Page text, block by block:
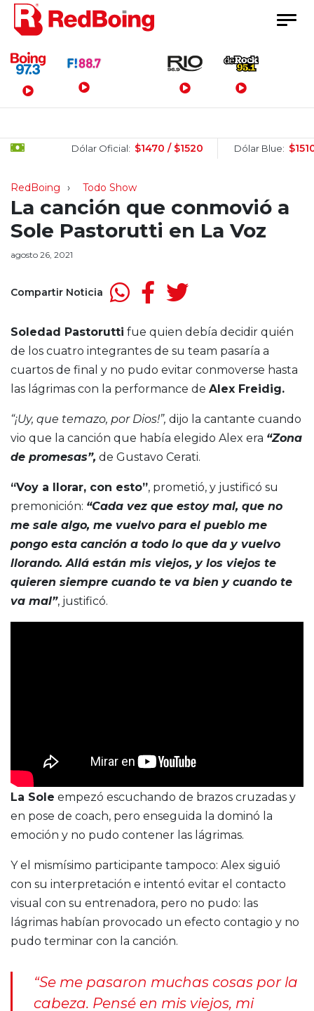
Menú Principal
Dólar Oficial: $1470 / $1520 Dólar Blue: $1510 /
RedBoing Todo Show
La canción que conmovió a
Sole Pastorutti en La Voz
agosto 26, 2021
Compartir Noticia
Soledad Pastorutti fue quien debía decidir quién
de los cuatro integrantes de su team pasaría a
cuartos de final y no pudo evitar conmoverse hasta
las lágrimas con la performance de Alex Freidig.
“¡Uy, que temazo, por Dios!”, dijo la cantante cuando
vio que la canción que había elegido Alex era “Zona
de promesas”, de Gustavo Cerati.
“Voy a llorar, con esto”, prometió, y justificó su
premonición: “Cada vez que estoy mal, que no
me sale algo, me vuelvo para el pueblo me
pongo esta canción a todo lo que da y vuelvo
llorando. Allá están mis viejos, y los viejos te
quieren siempre cuando te va bien y cuando te
va mal”, justificó.
La Sole empezó escuchando de brazos cruzadas y
en pose de coach, pero enseguida la dominó la
emoción y no pudo contener las lágrimas.
Y el mismísimo participante tampoco: Alex siguió
con su interpretación e intentó evitar el contacto
visual con su entrenadora, pero no pudo: las
lágrimas habían provocado un efecto contagio y no
pudo terminar con la canción.
“Se me pasaron muchas cosas por la
cabeza. Pensé en mis viejos, mi